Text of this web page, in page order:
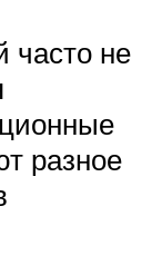
часто не
разное